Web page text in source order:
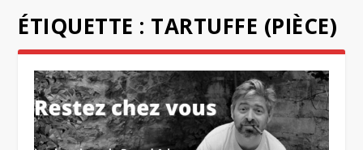
ÉTIQUETTE : TARTUFFE (PIÈCE)